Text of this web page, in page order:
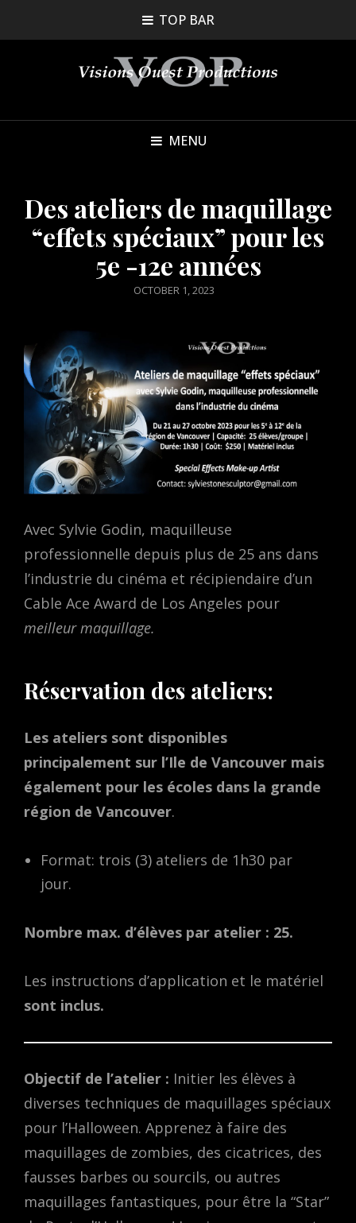
TOP BAR
MENU
Des ateliers de maquillage
“effets spéciaux” pour les
5e -12e années
POSTED
OCTOBER 1, 2023
Avec Sylvie Godin, maquilleuse
professionnelle depuis plus de 25 ans dans
l’industrie du cinéma et récipiendaire d’un
Cable Ace Award de Los Angeles pour
meilleur maquillage.
Réservation des ateliers:
Les ateliers sont disponibles
principalement sur l’Ile de Vancouver mais
également pour les écoles dans la grande
région de Vancouver.
Format: trois (3) ateliers de 1h30 par
jour.
Nombre max. d’élèves par atelier : 25.
Les instructions d’application et le matériel
sont inclus.
Objectif de l’atelier : Initier les élèves à
diverses techniques de maquillages spéciaux
pour l’Halloween. Apprenez à faire des
maquillages de zombies, des cicatrices, des
fausses barbes ou sourcils, ou autres
maquillages fantastiques, pour être la “Star”